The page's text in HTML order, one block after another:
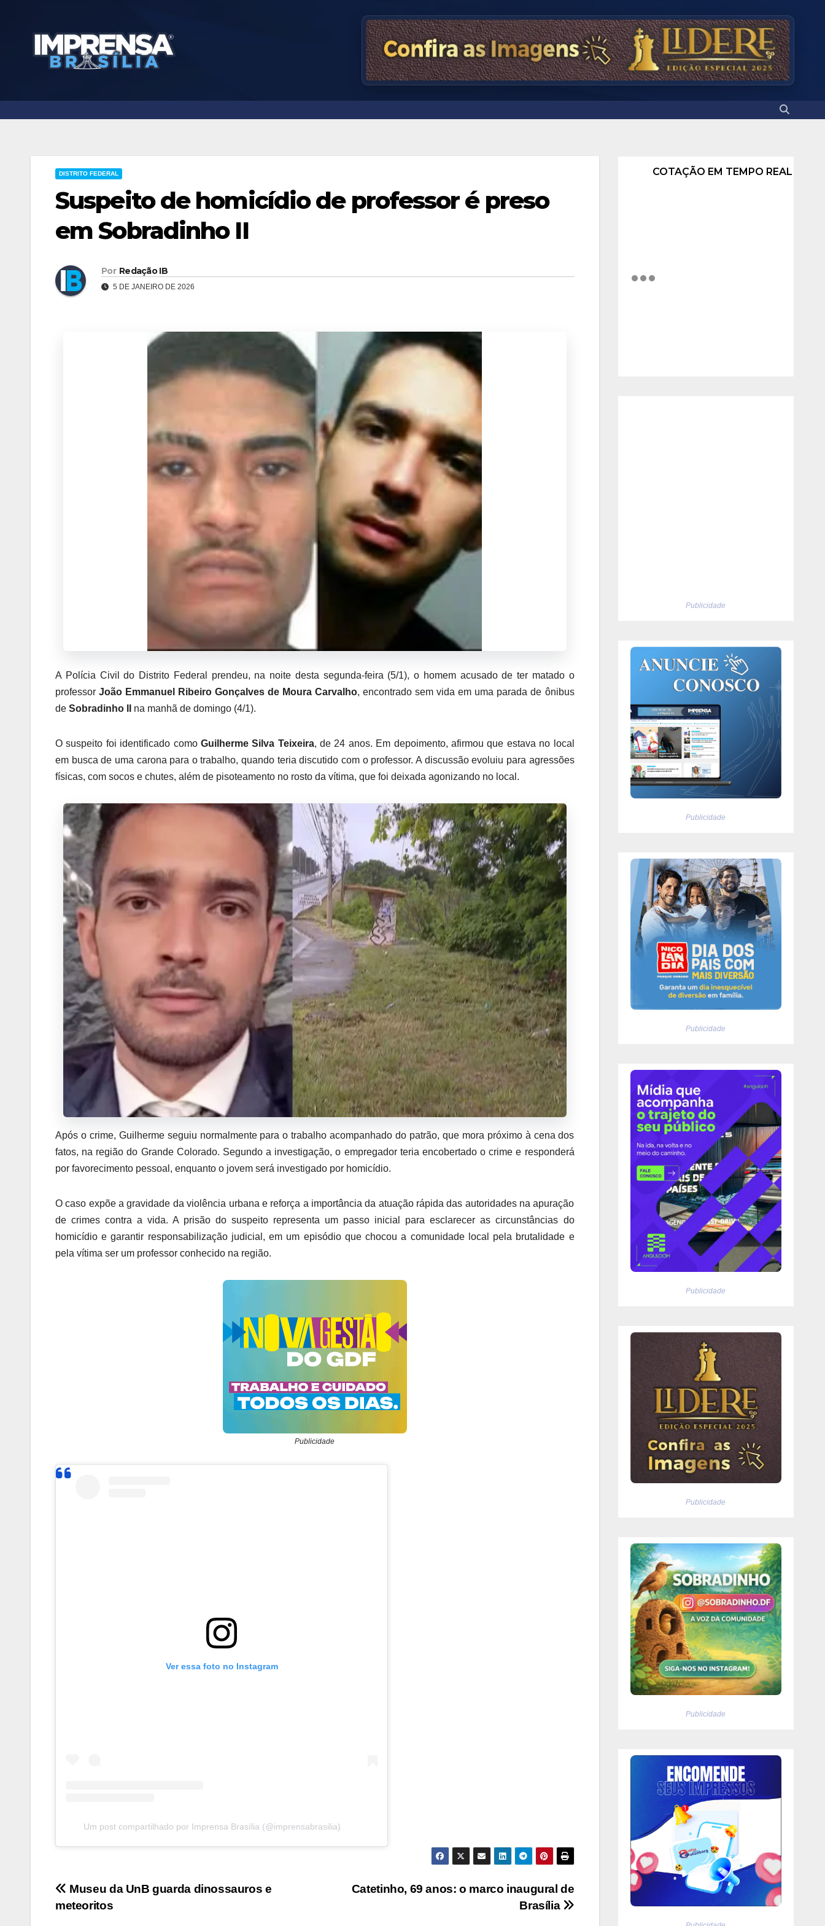
DISTRITO FEDERAL
Suspeito de homicídio de professor é preso
em Sobradinho II
Por Redação IB
5 DE JANEIRO DE 2026
A Polícia Civil do Distrito Federal prendeu, na noite desta segunda-feira (5/1), o homem acusado de ter matado o
professorJoão Emmanuel Ribeiro Gonçalves de Moura Carvalho, encontrado sem vida em uma parada de ônibus
de Sobradinho II na manhã de domingo (4/1).
O suspeito foi identificado como Guilherme Silva Teixeira, de 24 anos. Em depoimento, afirmou que estava no local
em busca de uma carona para o trabalho, quando teria discutido com o professor. A discussão evoluiu para agressões
físicas, com socos e chutes, além de pisoteamento no rosto da vítima, que foi deixada agonizando no local.
Após o crime, Guilherme seguiu normalmente para o trabalho acompanhado do patrão, que mora próximo à cena dos
fatos, na região do Grande Colorado. Segundo a investigação, o empregador teria encobertado o crime e responderá
por favorecimento pessoal, enquanto o jovem será investigado por homicídio.
O caso expõe a gravidade da violência urbana e reforça a importância da atuação rápida das autoridades na apuração
de crimes contra a vida. A prisão do suspeito representa um passo inicial para esclarecer as circunstâncias do
homicídio e garantir responsabilização judicial, em um episódio que chocou a comunidade local pela brutalidade e
pela vítima ser um professor conhecido na região.
Publicidade
Ver essa foto no Instagram
Um post compartilhado por Imprensa Brasília (@imprensabrasilia)
Navegação
Catetinho, 69 anos: o marco inaugural de
Brasília
Museu da UnB guarda dinossauros e
meteoritos
COTAÇÃO EM TEMPO REAL
Publicidade
Publicidade
Publicidade
Publicidade
Publicidade
Publicidade